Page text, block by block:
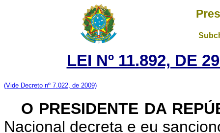
LEI Nº 11.892, DE
(Vide Decreto nº 7.022, de 2009)
O PRESIDENTE DA
Nacional decreta e eu